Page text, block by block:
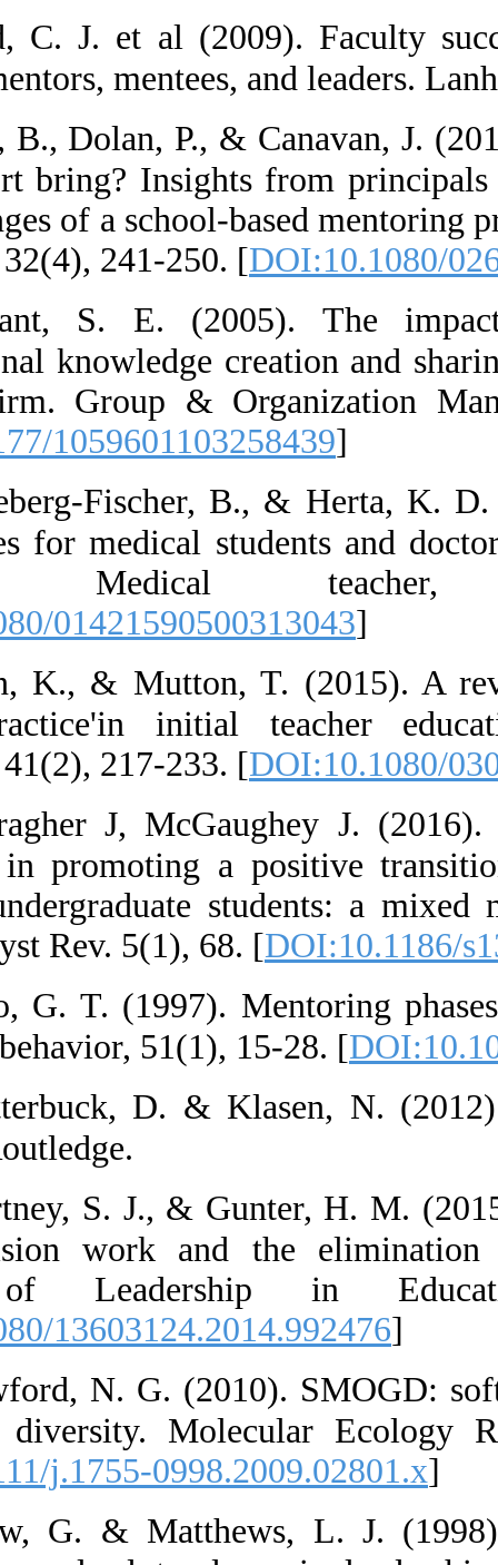
6.  Bland, C.
guide for
7.  Brady, B.,
peer support
and challenges
8.  Bryant,
organizational
software firm.
[DOI:10.1177/
9. 
programmes
[DOI:10.1080/
10.  Burn,
clinical
Education,
11. 
mentoring in
first-year
protocol. Syst
12.  Chao, G.
vocational
13. 
14. 
leaders,
Journal of
[DOI:10.1080/
15. 
of genetic
[DOI:10.1111/
16.  Crow,